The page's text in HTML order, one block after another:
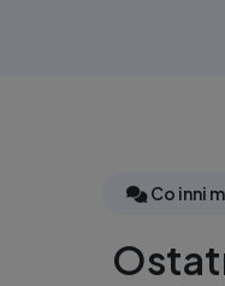
Co inni